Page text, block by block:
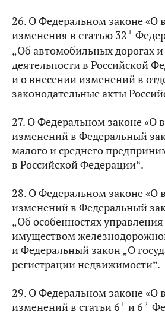
26. О Федеральном законе «О
изменения в статью 32 1
„Об автомобильных дорогах
деятельности в Российской
и о внесении изменений в
законодательные акты
27. О Федеральном законе «О
изменений в Федеральный
малого и среднего
в Российской Федерации“.
28. О Федеральном законе «О
изменений в Федеральный
„Об особенностях
имуществом
и Федеральный закон „О
регистрации недвижимости“.
29. О Федеральном законе «О
изменений в статьи 6 1 и 6 2